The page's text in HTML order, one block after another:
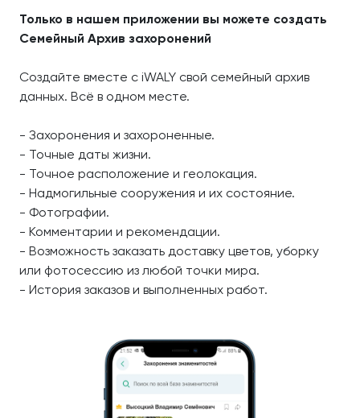
Только в нашем приложении вы можете создать
Семейный Архив захоронений
Создайте вместе с iWALY свой семейный архив
данных. Всё в одном месте.
- Захоронения и захороненные.
- Точные даты жизни.
- Точное расположение и геолокация.
- Надмогильные сооружения и их состояние.
- Фотографии.
- Комментарии и рекомендации.
- Возможность заказать доставку цветов, уборку
или фотосессию из любой точки мира.
- История заказов и выполненных работ.